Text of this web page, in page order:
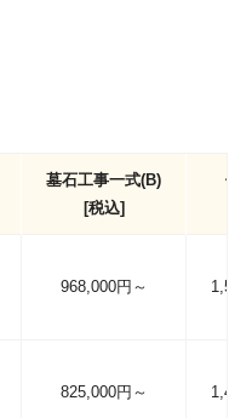
墓石工事一式(B)
[税込]
価
968,000円～
825,000円～